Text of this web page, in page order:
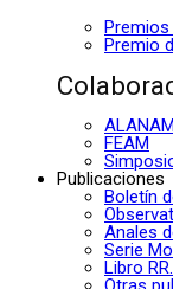
Premios
Premio
ALANAM
FEAM
Publicaciones
Boletín
Anales
Serie
Libro